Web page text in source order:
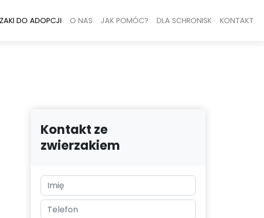
DO ADOPCJI O NAS JAK POMÓC? DLA SCHRONISK KONTAKT
Kontakt ze
zwierzakiem